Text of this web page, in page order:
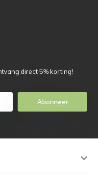
direct 5% korting!
Abonneer